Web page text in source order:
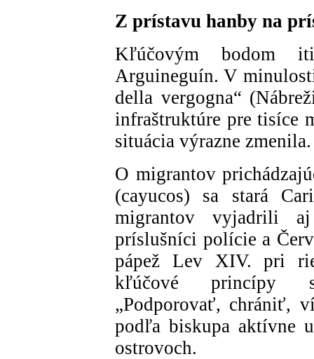
Z prístavu hanby na
Kľúčovým bodom
Arguineguín. V
della vergogna“
infraštruktúre pre tisíce
situácia výrazne zmenila.
O migrantov
(cayucos) sa stará
migrantov vyjadrili
príslušníci polície a
pápež Lev XIV. pri
kľúčové princípy
„Podporovať, chrániť,
podľa biskupa aktívne
ostrovoch.